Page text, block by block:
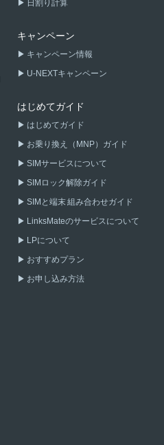
日割り計算
キャンペーン
キャンペーン情報
U-NEXTキャンペーン
はじめてガイド
はじめてガイド
お乗り換え（MNP）ガイド
SIMサービスについて
SIMロック解除ガイド
SIMと端末 組み合わせガイド
LinksMateのサービスについて
LPについて
おすすめプラン
お申し込み方法